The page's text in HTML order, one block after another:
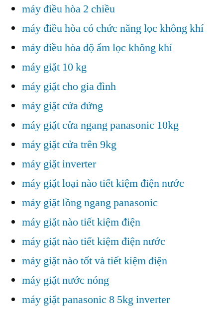
máy điều hòa 2 chiều
máy điều hòa có chức năng lọc không khí
máy điều hòa độ ẩm lọc không khí
máy giặt 10 kg
máy giặt cho gia đình
máy giặt cửa đứng
máy giặt cửa ngang panasonic 10kg
máy giặt cửa trên 9kg
máy giặt inverter
máy giặt loại nào tiết kiệm điện nước
máy giặt lồng ngang panasonic
máy giặt nào tiết kiệm điện
máy giặt nào tiết kiệm điện nước
máy giặt nào tốt và tiết kiệm điện
máy giặt nước nóng
máy giặt panasonic 8 5kg inverter